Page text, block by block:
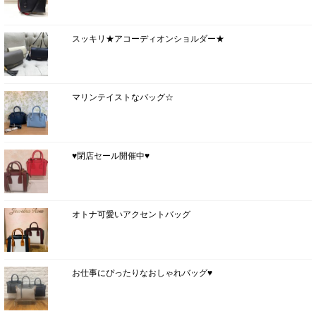
スッキリ★アコーディオンショルダー★
マリンテイストなバッグ☆
♥閉店セール開催中♥
オトナ可愛いアクセントバッグ
お仕事にぴったりなおしゃれバッグ♥